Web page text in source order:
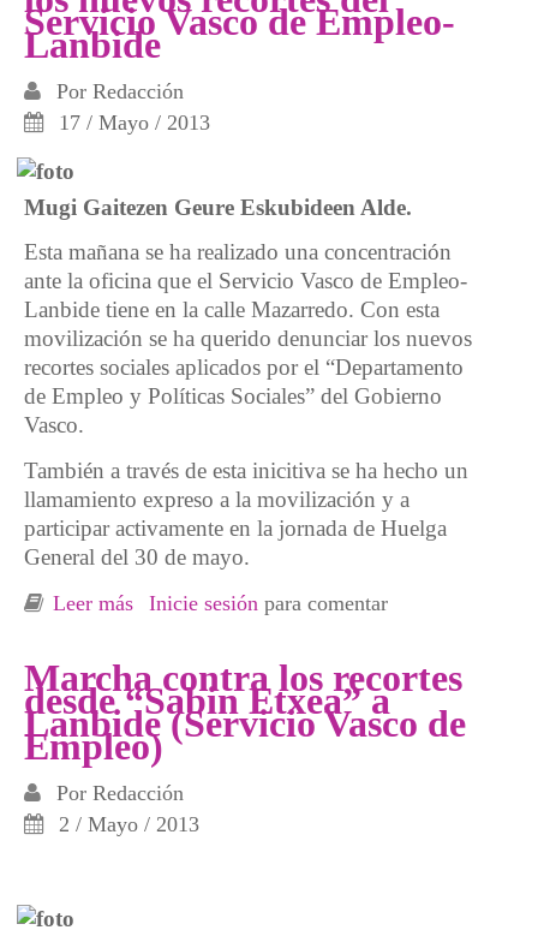
Servicio Vasco de Empleo-
Lanbide
Por Redacción
17 / Mayo / 2013
Mugi Gaitezen Geure Eskubideen Alde.
Esta mañana se ha realizado una concentración
ante la oficina que el Servicio Vasco de Empleo-
Lanbide tiene en la calle Mazarredo. Con esta
movilización se ha querido denunciar los nuevos
recortes sociales aplicados por el “Departamento
de Empleo y Políticas Sociales” del Gobierno
Vasco.
También a través de esta inicitiva se ha hecho un
llamamiento expreso a la movilización y a
participar activamente en la jornada de Huelga
General del 30 de mayo.
Leer más sobre Movilización en Bilbo contra los
Empleo-Lanbide
Inicie sesión para comentar
Marcha contra los recortes
desde “Sab in Etxea” a
Lanbide (Servicio Vasco de
Empleo)
Por Redacción
2 / Mayo / 2013